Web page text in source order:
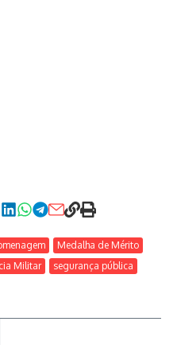
Medalha de Mérito
Militar segurança pública